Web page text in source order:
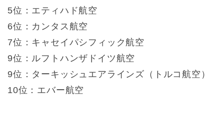
5位：エティハド航空
6位：カンタス航空
7位：キャセイパシフィック航空
9位：ルフトハンザドイツ航空
9位：ターキッシュエアラインズ（トルコ航空）
10位：エバー航空